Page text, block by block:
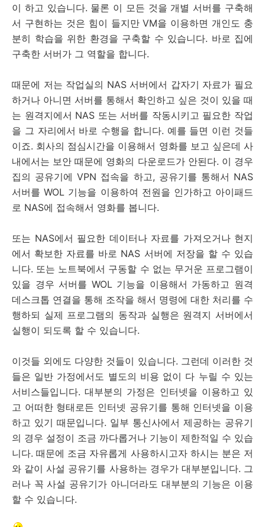
이 하고 있습니다. 물론 이 모든 것을 개별 서버를 구축해
서 구현하는 것은 힘이 들지만 VM을 이용하면 개인도 충
분히 학습을 위한 환경을 구축할 수 있습니다. 바로 집에
구축한 서버가 그 역할을 합니다.
때문에 저는 작업실의 NAS 서버에서 갑자기 자료가 필요
하거나 아니면 서버를 통해서 확인하고 싶은 것이 있을 때
는 원격지에서 NAS 또는 서버를 작동시키고 필요한 작업
을 그 자리에서 바로 수행을 합니다. 예를 들면 이런 것들
이죠. 회사의 점심시간을 이용해서 영화를 보고 싶은데 사
내에서는 보안 때문에 영화의 다운로드가 안된다. 이 경우
집의 공유기에 VPN 접속을 하고, 공유기를 통해서 NAS
서버를 WOL 기능을 이용하여 전원을 인가하고 아이패드
로 NAS에 접속해서 영화를 봅니다.
또는 NAS에서 필요한 데이터나 자료를 가져오거나 현지
에서 확보한 자료를 바로 NAS 서버에 저장을 할 수 있습
니다. 또는 노트북에서 구동할 수 없는 무거운 프로그램이
있을 경우 서버를 WOL 기능을 이용해서 가동하고 원격
데스크톱 연결을 통해 조작을 해서 명령에 대한 처리를 수
행하되 실제 프로그램의 동작과 실행은 원격지 서버에서
실행이 되도록 할 수 있습니다.
이것들 외에도 다양한 것들이 있습니다. 그런데 이러한 것
들은 일반 가정에서도 별도의 비용 없이 다 누릴 수 있는
서비스들입니다. 대부분의 가정은 인터넷을 이용하고 있
고 어떠한 형태로든 인터넷 공유기를 통해 인터넷을 이용
하고 있기 때문입니다. 일부 통신사에서 제공하는 공유기
의 경우 설정이 조금 까다롭거나 기능이 제한적일 수 있습
니다. 때문에 조금 자유롭게 사용하시고자 하시는 분은 저
와 같이 사설 공유기를 사용하는 경우가 대부분입니다. 그
러나 꼭 사설 공유기가 아니더라도 대부분의 기능은 이용
할 수 있습니다.